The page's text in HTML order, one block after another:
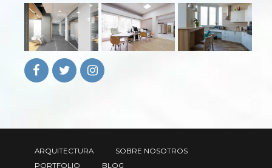
ARQUITECTURA
SOBRE NOSOTROS
PORTFOLIO
BLOG